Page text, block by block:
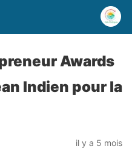
Awards
Indien pour la
il y a 5 mois